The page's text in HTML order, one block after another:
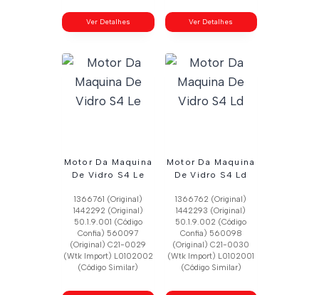
Ver Detalhes Ver Detalhes
Motor Da Maquina
De Vidro S4 Le
1366761 (Original)
1442292 (Original)
50.1.9.001 (Código
Confia) 560097
(Original) C21-0029
(Wtk Import) L0102002
(Código Similar)
Motor Da Maquina
De Vidro S4 Ld
1366762 (Original)
1442293 (Original)
50.1.9.002 (Código
Confia) 560098
(Original) C21-0030
(Wtk Import) L0102001
(Código Similar)